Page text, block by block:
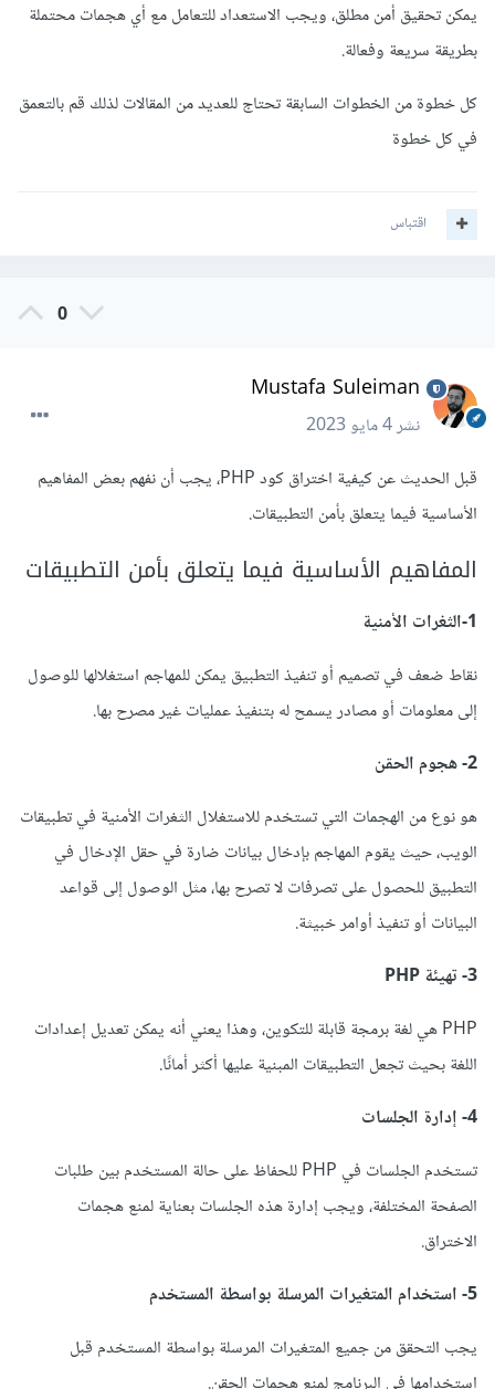
يمكن تحقيق أمن مطلق، ويجب الاستعداد للتعامل مع أي هجمات محتملة
بطريقة سريعة وفعالة.
كل خطوة من الخطوات السابقة تحتاج للعديد من المقالات لذلك قم بالتعمق
في كل خطوة
اقتباس
0
Mustafa Suleiman
نشر4 مايو 2023
قبل الحديث عن كيفية اختراق كود PHP، يجب أن نفهم بعض المفاهيم
الأساسية فيما يتعلق بأمن التطبيقات.
المفاهيم الأساسية فيما يتعلق بأمن التطبيقات
1-الثغرات الأمنية
نقاط ضعف في تصميم أو تنفيذ التطبيق يمكن للمهاجم استغلالها للوصول
إلى معلومات أو مصادر يسمح له بتنفيذ عمليات غير مصرح بها.
2- هجوم الحقن
هو نوع من الهجمات التي تستخدم للاستغلال الثغرات الأمنية في تطبيقات
الويب، حيث يقوم المهاجم بإدخال بيانات ضارة في حقل الإدخال في
التطبيق للحصول على تصرفات لا تصرح بها، مثل الوصول إلى قواعد
البيانات أو تنفيذ أوامر خبيثة.
3- تهيئة PHP
PHP هي لغة برمجة قابلة للتكوين، وهذا يعني أنه يمكن تعديل إعدادات
اللغة بحيث تجعل التطبيقات المبنية عليها أكثر أمانًا.
4- إدارة الجلسات
تستخدم الجلسات في PHP للحفاظ على حالة المستخدم بين طلبات
الصفحة المختلفة، ويجب إدارة هذه الجلسات بعناية لمنع هجمات
الاختراق.
5- استخدام المتغيرات المرسلة بواسطة المستخدم
يجب التحقق من جميع المتغيرات المرسلة بواسطة المستخدم قبل